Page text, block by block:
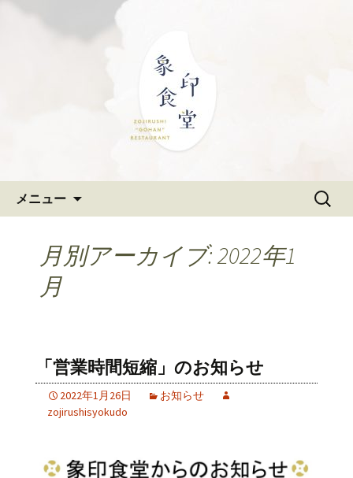
難波・なんばスカイオにある
和食「象印食堂」の公式ブログ
大阪難波の和食「象印食堂」。象印マ
ホービンが、「ごはんレストラン」と
して、美味しいごはんをご提供しま
メニュー
検
月別アーカイブ: 2022年1
月
「営業時間短縮」のお知らせ
2022年1月26日
お知らせ
zojirushisyokudo